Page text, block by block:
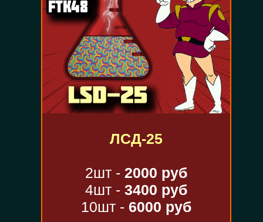
ЛСД-25
2шт - 2000 руб
4шт - 3400 руб
10шт - 6000 руб